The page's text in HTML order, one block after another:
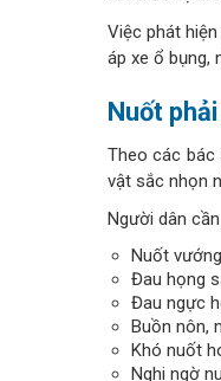
Việc phát
áp xe ổ bụng,
Nuốt
Theo các bác
vật sắc nhọn
Người dân
Nuốt
Đau họng
Đau ngực
Buồn nôn,
Khó nuốt
Nghi ngờ